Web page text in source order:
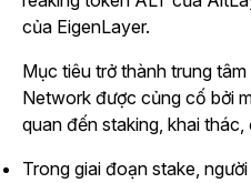
của EigenLayer.
Mục tiêu trở thành trung
Network được củng cố bởi
quan đến staking, khai
Trong giai đoạn stake,